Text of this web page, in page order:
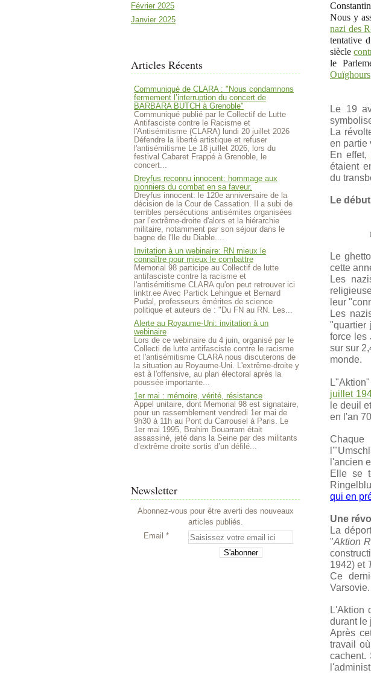
Février 2025
Janvier 2025
Articles Récents
Communiqué de CLARA : "Nous condamnons
fermement l’interruption du concert de
BARBARA BUTCH à Grenoble"
Communiqué publié par le Collectif de Lutte
Antifasciste contre le Racisme et
l'Antisémitisme (CLARA) lundi 20 juillet 2026
Défendre la liberté artistique et refuser
l'antisémitisme Le 18 juillet 2026, lors du
festival Cabaret Frappé à Grenoble, le
concert...
Dreyfus reconnu innocent: hommage aux
pionniers du combat en sa faveur.
Dreyfus innocent: le 120e anniversaire de la
décision de la Cour de Cassation. Il a subi de
terribles persécutions antisémites organisées
par l’extrême-droite d'alors et la hiérarchie
militaire, notamment par son séjour dans le
bagne de l'Ile du Diable....
Invitation à un webinaire: RN mieux le
connaître pour mieux le combattre
Memorial 98 participe au Collectif de lutte
antifasciste contre la racisme et
l'antisémitisme CLARA qu'on peut retrouver ici
linktr.ee Avec Partick Lehingue et Bernard
Pudal, professeurs émérites de science
politique et auteurs de : "Du FN au RN. Les...
Alerte au Royaume-Uni: invitation à un
webinaire
Lors de ce webinaire du 4 juin, organisé par le
Collecti de lutte antifasciste contre le racisme
et l'antisémitisme CLARA nous discuterons de
la situation au Royaume-Uni. L'extrême-droite y
est à l'offensive, au plan électoral après la
poussée importante...
1er mai : mémoire, vérité, résistance
Appel unitaire, dont Memorial 98 est signataire,
pour un rassemblement vendredi 1er mai de
9h30 à 11h au Pont du Carrousel à Paris. Le
1er mai 1995, Brahim Bouarram était
assassiné, jeté dans la Seine par des militants
d’extrême droite sortis d’un défilé...
Newsletter
Abonnez-vous pour être averti des nouveaux
articles publiés.
Email
Nous y
nazi des
tentative
siècle
le
Ouïghours
Le 19
La
en partie
En effet,
étaient
du
Le
Le
cette
Les
leur
Les
"quartier
force les
sur sur
monde.
L"Aktion"
juillet
le deuil
en l'an
l'ancien
Elle se
qui en
Une
La
"Aktion
1942) et
Ce
L'Aktion
durant le
Après
travail
cachent.